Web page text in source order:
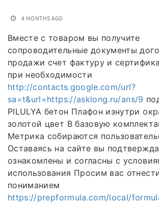
4 MONTHS AGO
Вместе с товаром вы получите
сопроводительные документы
продажи счет фактуру и
при необходимости
http://contacts.google.com/url?
sa=t&url=https://asklong.ru/ans/9
PILULYA бетон Плафон изнутри
золотой цвет В базовую
Метрика собираются
Оставаясь на сайте вы
ознакомлены и согласны с
использования Просим вас
пониманием
https://prepformula.com/local/